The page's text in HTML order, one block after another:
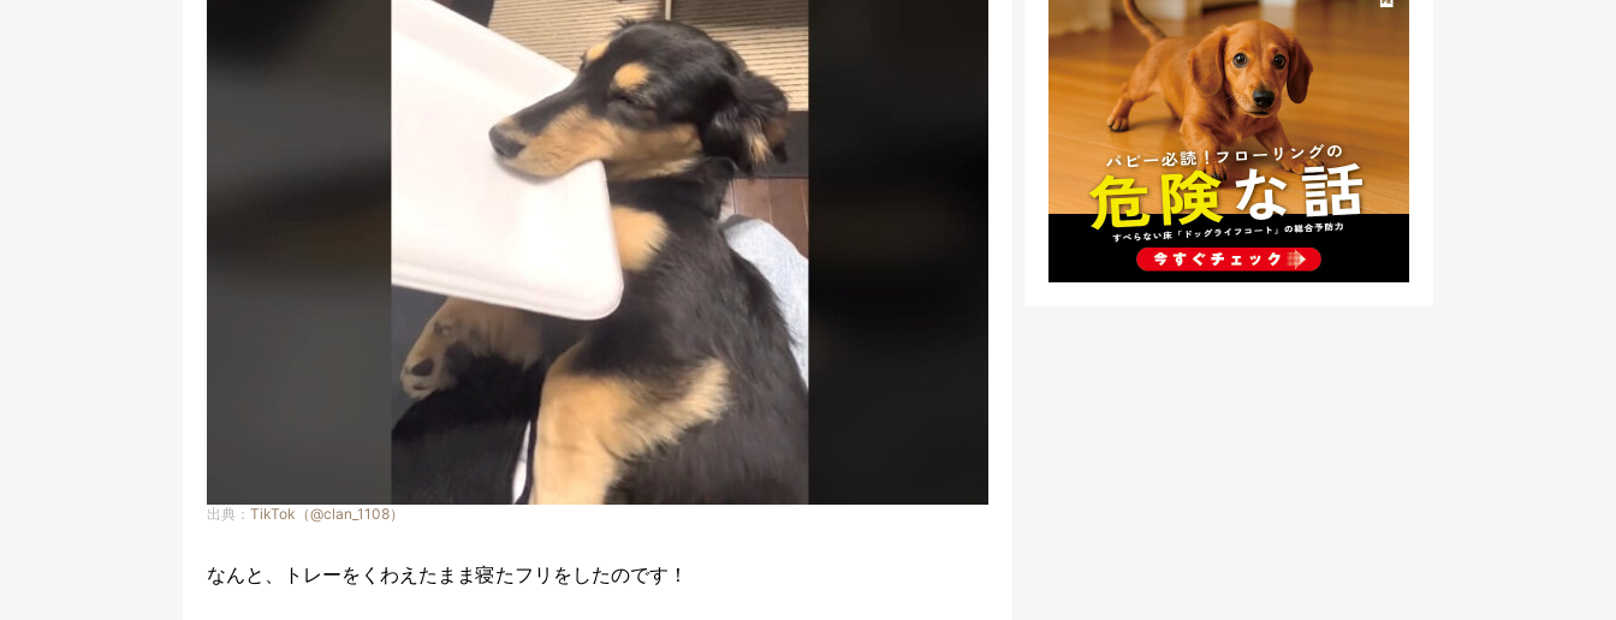
出典： TikTok（@clan_1108）
なんと、トレーをくわえたまま寝たフリをしたのです！